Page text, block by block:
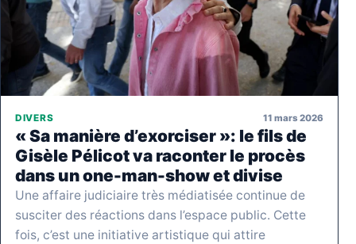
DIVERS 11 mars 2026
« Sa manière d’exorciser »: le fils de
Gisèle Pélicot va raconter le procès
dans un one-man-show et divise
Une affaire judiciaire très médiatisée continue de
susciter des réactions dans l’espace public. Cette
fois, c’est une initiative artistique qui attire